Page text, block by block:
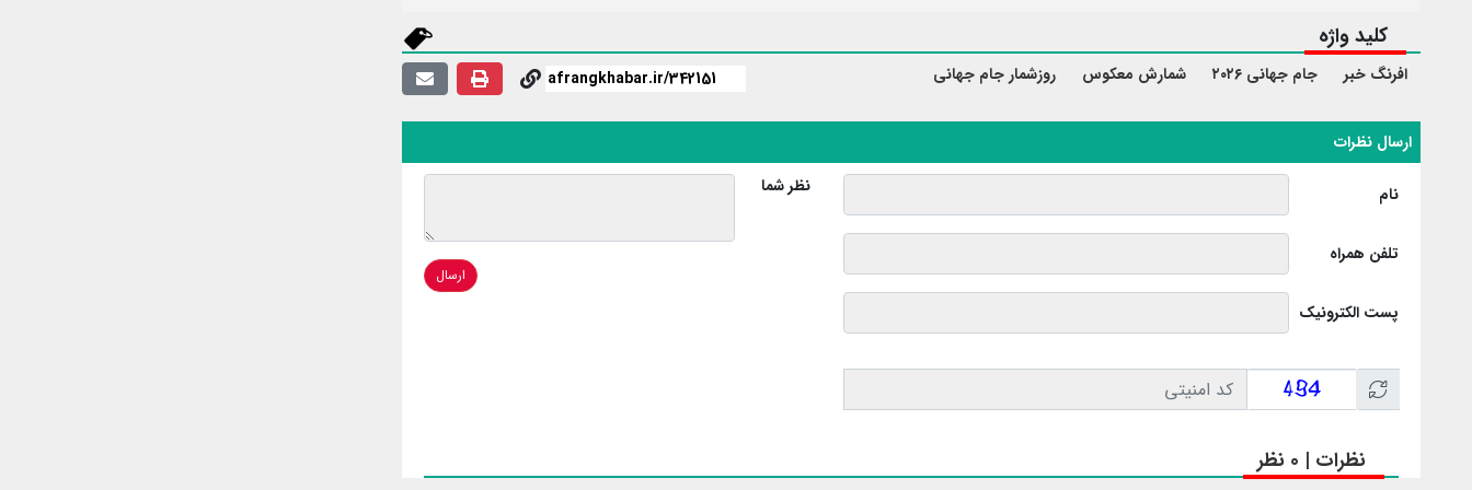
کلید واژه
افرنگ خبر جام جهانی ۲۰۲۶ شمارش معکوس روزشمار جام جهانی
ارسال نظرات
نام
تلفن همراه
پست الکترونیک
نظر شما
ارسال
نظرات | 0 نظر